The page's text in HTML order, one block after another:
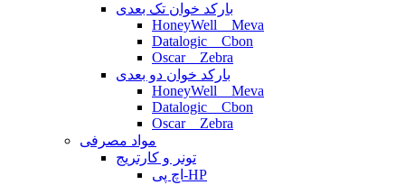
بارکد خوان تک بعدی
HoneyWell _ Meva
Datalogic _ Cbon
Oscar _ Zebra
بارکد خوان دو بعدی
HoneyWell _ Meva
Datalogic _ Cbon
Oscar _ Zebra
مواد مصرفی
تونر و کارتریج
اچ پی-HP